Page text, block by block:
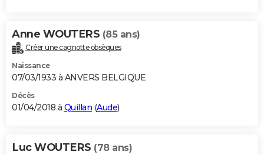
Anne WOUTERS (85 ans)
Créer une cagnotte obsèques
Naissance
07/03/1933 à ANVERS BELGIQUE
Décès
01/04/2018 à Quillan (Aude)
Luc WOUTERS (78 ans)